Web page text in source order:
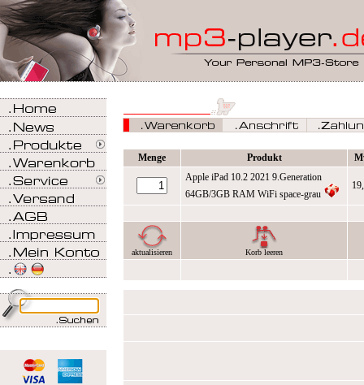
Menge Produkt
Apple iPad 10.2 2021 9.Generation
64GB/3GB RAM WiFi space-grau
aktualisieren Korb leeren